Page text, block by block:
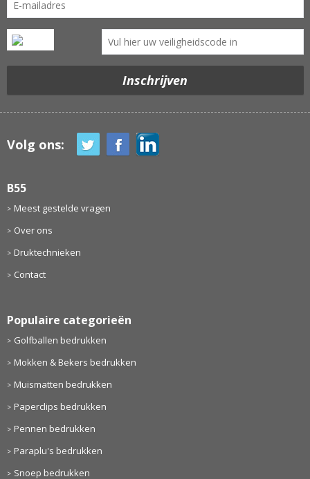
Volg ons:
B55
Meest gestelde vragen
Over ons
Druktechnieken
Contact
Populaire categorieën
Golfballen bedrukken
Mokken & Bekers bedrukken
Muismatten bedrukken
Paperclips bedrukken
Pennen bedrukken
Paraplu's bedrukken
Snoep bedrukken